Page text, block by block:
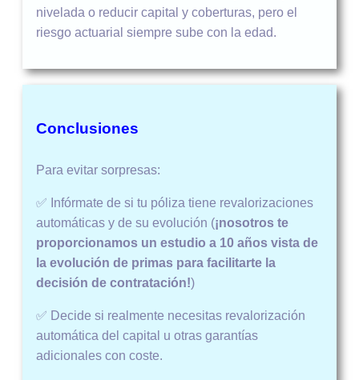
nivelada o reducir capital y coberturas, pero el
riesgo actuarial siempre sube con la edad.
Conclusiones
Para evitar sorpresas:
✅ Infórmate de si tu póliza tiene revalorizaciones
automáticas y de su evolución (¡nosotros te
proporcionamos un estudio a 10 años vista de
la evolución de primas para facilitarte la
decisión de contratación!)
✅ Decide si realmente necesitas revalorización
automática del capital u otras garantías
adicionales con coste.